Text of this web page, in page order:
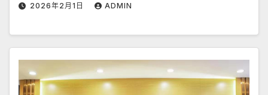
2026年2月1日 ADMIN